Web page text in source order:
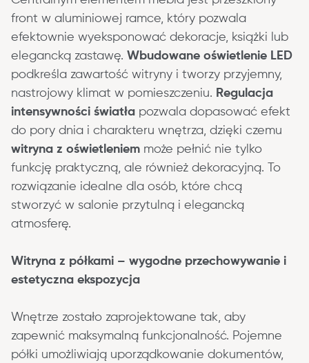
front w aluminiowej ramce, który pozwala
efektownie wyeksponować dekoracje, książki lub
elegancką zastawę. Wbudowane oświetlenie LED
podkreśla zawartość witryny i tworzy przyjemny,
nastrojowy klimat w pomieszczeniu. Regulacja
intensywności światła pozwala dopasować efekt
do pory dnia i charakteru wnętrza, dzięki czemu
witryna z oświetleniem może pełnić nie tylko
funkcję praktyczną, ale również dekoracyjną. To
rozwiązanie idealne dla osób, które chcą
stworzyć w salonie przytulną i elegancką
atmosferę.
Witryna z półkami – wygodne przechowywanie i
estetyczna ekspozycja
Wnętrze zostało zaprojektowane tak, aby
zapewnić maksymalną funkcjonalność. Pojemne
półki umożliwiają uporządkowanie dokumentów,